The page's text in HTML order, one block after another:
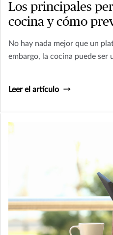
Los principales
cocina y cómo
No hay nada mejor que un
embargo, la cocina puede ser
Leer el artículo